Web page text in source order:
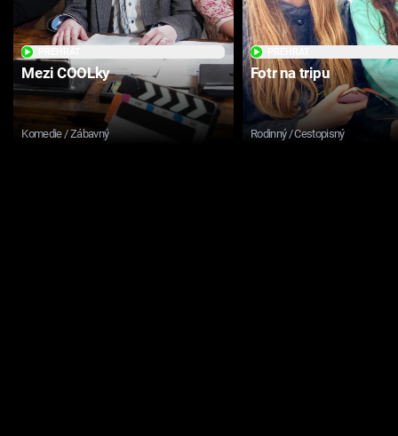
Mezi COOLky
Komedie / Zábavný
Fotr na tripu
Rodinný / Cestopisný